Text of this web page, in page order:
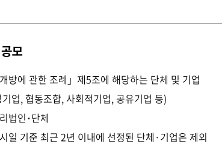
모
에 관한 조례」제5조에 해당하는 단체 및 기업
업, 협동조합, 사회적기업, 공유기업 등)
법인･단체
기준 최근 2년 이내에 선정된 단체·기업은 제외